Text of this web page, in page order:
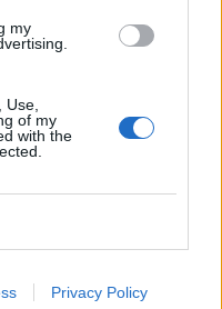
my
of my
with the
Privacy Policy
részvényeire